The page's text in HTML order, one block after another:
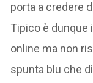
porta a credere
Tipico è dunque
online ma non
spunta blu che